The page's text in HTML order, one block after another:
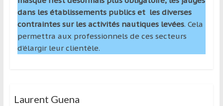
dans les établissements publics et les diverses
contraintes sur les activités nautiques levées. Cela
permettra aux professionnels de ces secteurs
d’élargir leur clientèle.
Laurent Guena